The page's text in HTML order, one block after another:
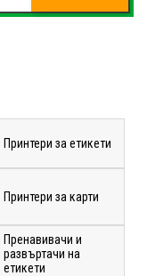
Принтери за етикети
Принтери за карти
Пренавивачи и
развъртачи на
етикети